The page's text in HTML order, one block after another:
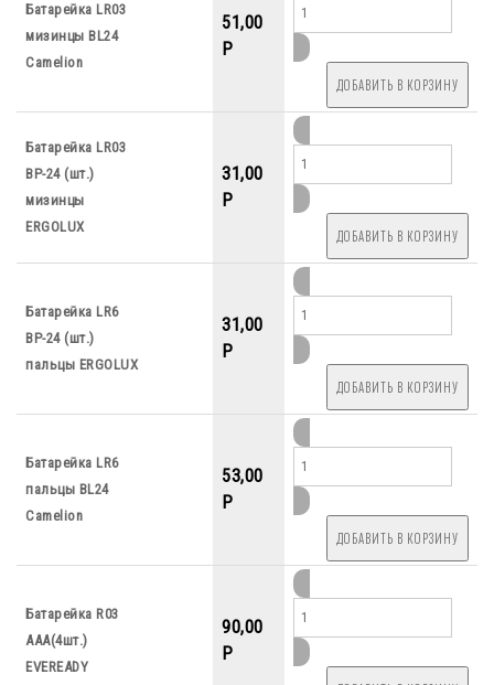
Батарейка LR03
мизинцы BL24
Camelion
51,00
P
Батарейка LR03
ВР-24 (шт.)
мизинцы
ERGOLUX
31,00
P
Батарейка LR6
ВР-24 (шт.)
пальцы ERGOLUX
31,00
P
Батарейка LR6
пальцы BL24
Camelion
53,00
P
Батарейка R03
AAА(4шт.)
EVEREADY
90,00
P